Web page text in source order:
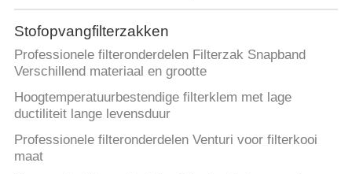
OVER
ONS
FABRIEKSREIS
KWALITEITSCONTROLE
Stofopvangfilterzakken
Professionele filteronderdelen Filterzak Snapband
Verschillend materiaal en grootte
Hoogtemperatuurbestendige filterklem met lage
ductiliteit lange levensduur
Professionele filteronderdelen Venturi voor filterkooi
maat